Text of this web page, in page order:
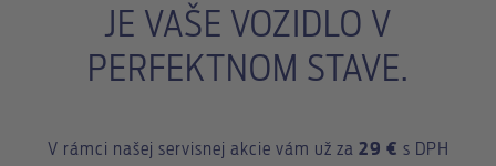
JE VAŠE VOZIDLO V
PERFEKTNOM STAVE.
V rámci našej servisnej akcie vám už za 29 € s DPH